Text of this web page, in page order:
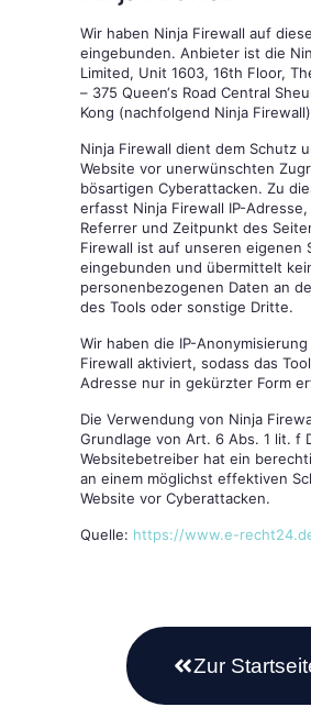
Wir haben Ninja Firewall auf
eingebunden. Anbieter ist die
Limited, Unit 1603, 16th Floor,
– 375 Queen‘s Road Central
Kong (nachfolgend Ninja
Ninja Firewall dient dem Schutz
Website vor unerwünschten
bösartigen Cyberattacken. Zu
erfasst Ninja Firewall IP-Adresse,
Referrer und Zeitpunkt des
Firewall ist auf unseren eigenen
eingebunden und übermittelt
personenbezogenen Daten an
des Tools oder sonstige Dritte.
Wir haben die IP-
Firewall aktiviert, sodass das
Adresse nur in gekürzter Form
Die Verwendung von Ninja
Grundlage von Art. 6 Abs. 1 lit. f
Websitebetreiber hat ein
an einem möglichst effektiven
Website vor Cyberattacken.
Quelle: https://www.e-
Zur